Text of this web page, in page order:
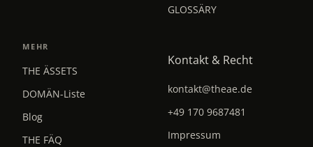
GLOSSÄRY
MEHR
THE ÄSSETS
DOMÄN-Liste
Blog
THE FÄQ
Kontakt & Recht
kontakt@theae.de
+49 170 9687481
Impressum